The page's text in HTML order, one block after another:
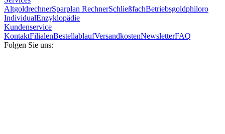
AltgoldrechnerSparplan RechnerSchließfachBetriebsgoldphiloro
IndividualEnzyklopädie
Kundenservice
KontaktFilialenBestellablaufVersandkostenNewsletterFAQ
Folgen Sie uns: